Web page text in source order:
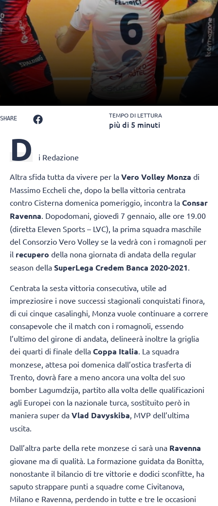
SHARE TEMPO DI LETTURA
più di 5 minuti
D i Redazione
Altra sfida tutta da vivere per la Vero Volley Monza di
Massimo Eccheli che, dopo la bella vittoria centrata
contro Cisterna domenica pomeriggio, incontra la Consar
Ravenna. Dopodomani, giovedì 7 gennaio, alle ore 19.00
(diretta Eleven Sports – LVC), la prima squadra maschile
del Consorzio Vero Volley se la vedrà con i romagnoli per
il recupero della nona giornata di andata della regular
season della SuperLega Credem Banca 2020-2021.
Centrata la sesta vittoria consecutiva, utile ad
impreziosire i nove successi stagionali conquistati finora,
di cui cinque casalinghi, Monza vuole continuare a correre
consapevole che il match con i romagnoli, essendo
l’ultimo del girone di andata, delineerà inoltre la griglia
dei quarti di finale della Coppa Italia . La squadra
monzese, attesa poi domenica dall’ostica trasferta di
Trento, dovrà fare a meno ancora una volta del suo
bomber Lagumdzija, partito alla volta delle qualificazioni
agli Europei con la nazionale turca, sostituito però in
maniera super da Vlad Davyskiba , MVP dell’ultima
uscita.
Dall’altra parte della rete monzese ci sarà una Ravenna
giovane ma di qualità. La formazione guidata da Bonitta,
nonostante il bilancio di tre vittorie e dodici sconfitte, ha
saputo strappare punti a squadre come Civitanova,
Milano e Ravenna, perdendo in tutte e tre le occasioni